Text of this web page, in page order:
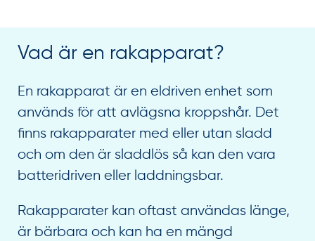
Vad är en rakapparat?
En rakapparat är en eldriven enhet som
används för att avlägsna kroppshår. Det
finns rakapparater med eller utan sladd
och om den är sladdlös så kan den vara
batteridriven eller laddningsbar.
Rakapparater kan oftast användas länge,
är bärbara och kan ha en mängd